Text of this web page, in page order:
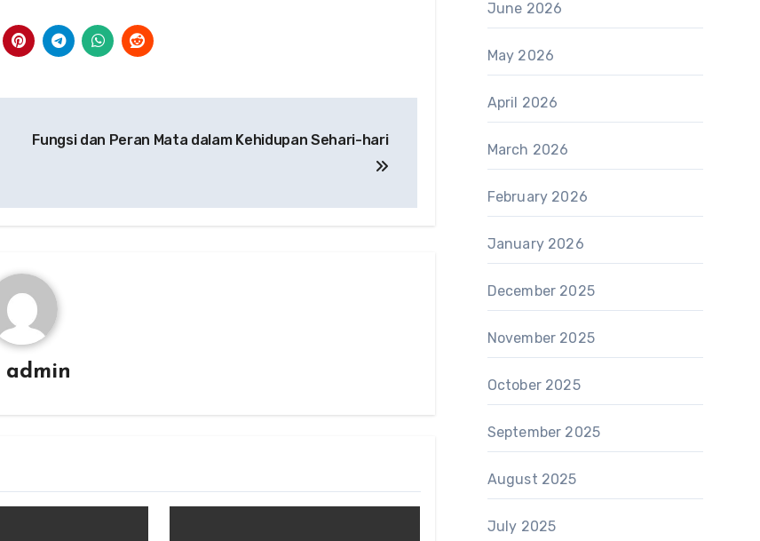
Fungsi dan Peran Mata dalam Kehidupan Sehari-hari
admin
June 2026
May 2026
April 2026
March 2026
February 2026
January 2026
December 2025
November 2025
October 2025
September 2025
August 2025
July 2025